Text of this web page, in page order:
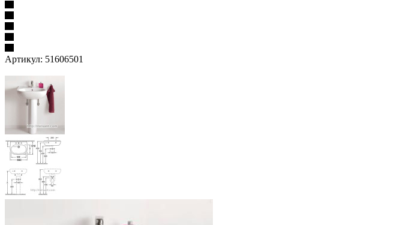
Артикул: 51606501